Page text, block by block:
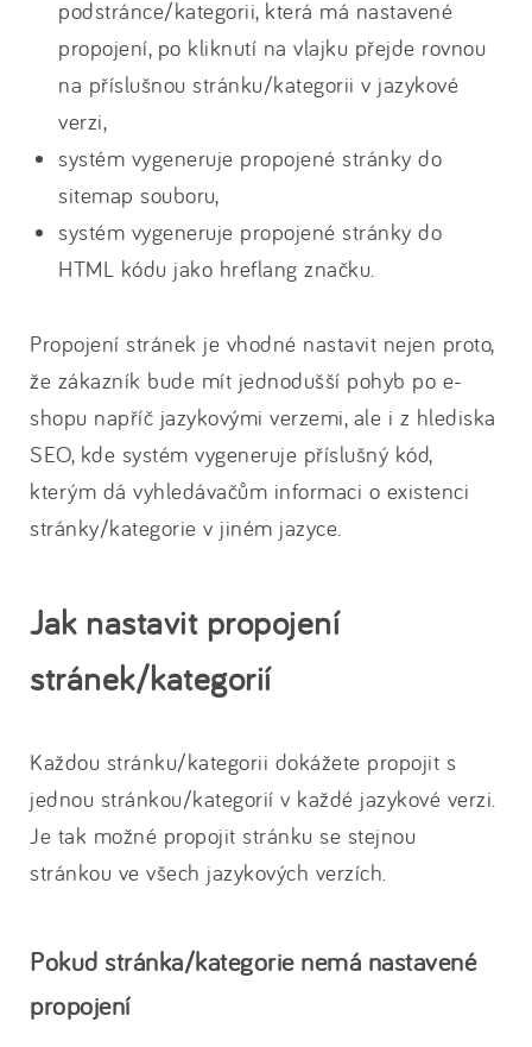
podstránce/kategorii, která má nastavené
propojení, po kliknutí na vlajku přejde rovnou
na příslušnou stránku/kategorii v jazykové
verzi,
systém vygeneruje propojené stránky do
sitemap souboru,
systém vygeneruje propojené stránky do
HTML kódu jako hreflang značku.
Propojení stránek je vhodné nastavit nejen proto,
že zákazník bude mít jednodušší pohyb po e-
shopu napříč jazykovými verzemi, ale i z hlediska
SEO, kde systém vygeneruje příslušný kód,
kterým dá vyhledávačům informaci o existenci
stránky/kategorie v jiném jazyce.
Jak nastavit propojení
stránek/kategorií
Každou stránku/kategorii dokážete propojit s
jednou stránkou/kategorií v každé jazykové verzi.
Je tak možné propojit stránku se stejnou
stránkou ve všech jazykových verzích.
Pokud stránka/kategorie nemá nastavené
propojení